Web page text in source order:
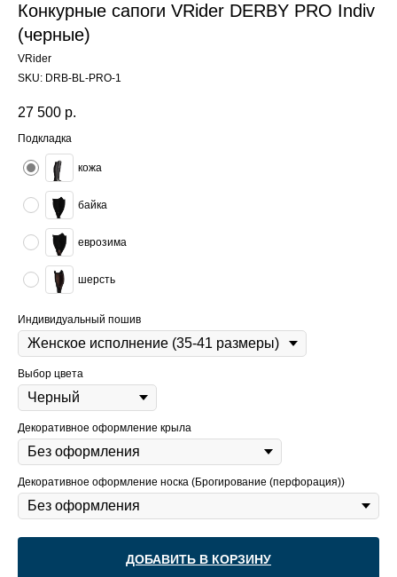
Конкурные сапоги VRider DERBY PRO Indiv
(черные)
VRider
SKU: DRB-BL-PRO-1
27 500 р.
Подкладка
кожа
байка
еврозима
шерсть
Индивидуальный пошив
Выбор цвета
Декоративное оформление крыла
Декоративное оформление носка (Брогирование (перфорация))
ДОБАВИТЬ В КОРЗИНУ